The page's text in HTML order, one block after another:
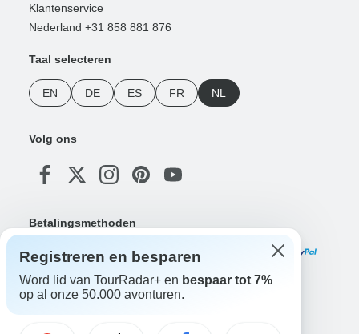
Klantenservice
Nederland +31 858 881 876
Taal selecteren
EN DE ES FR NL
Volg ons
Betalingsmethoden
Registreren en besparen
Word lid van TourRadar+ en bespaar tot 7%
op al onze 50.000 avonturen.